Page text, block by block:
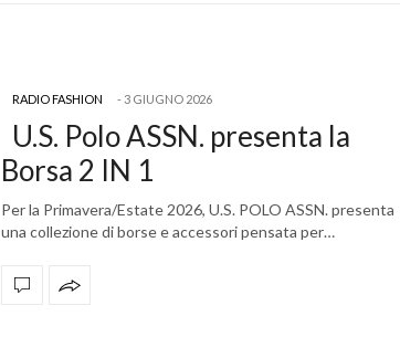
RADIO FASHION 3 GIUGNO 2026
U.S. Polo ASSN. presenta la
Borsa 2 IN 1
Per la Primavera/Estate 2026, U.S. POLO ASSN. presenta
una collezione di borse e accessori pensata per…